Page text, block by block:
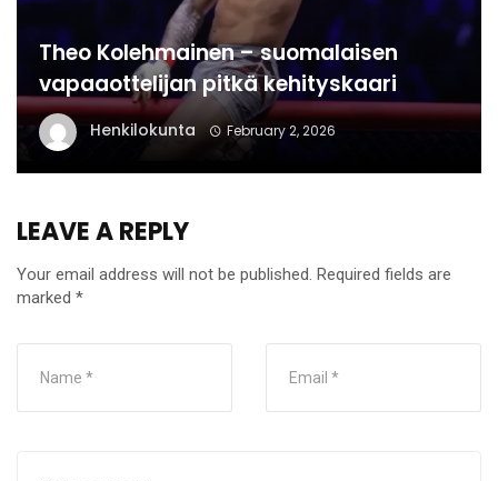
Theo Kolehmainen – suomalaisen
vapaaottelijan pitkä kehityskaari
Henkilokunta February 2, 2026
LEAVE A REPLY
Your email address will not be published. Required fields are
marked *